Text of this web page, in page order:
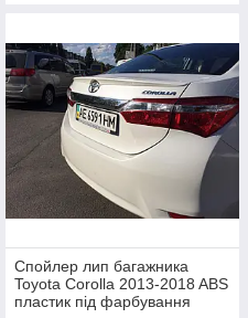
Спойлер лип багажника
Toyota Corolla 2013-2018 ABS
пластик під фарбування